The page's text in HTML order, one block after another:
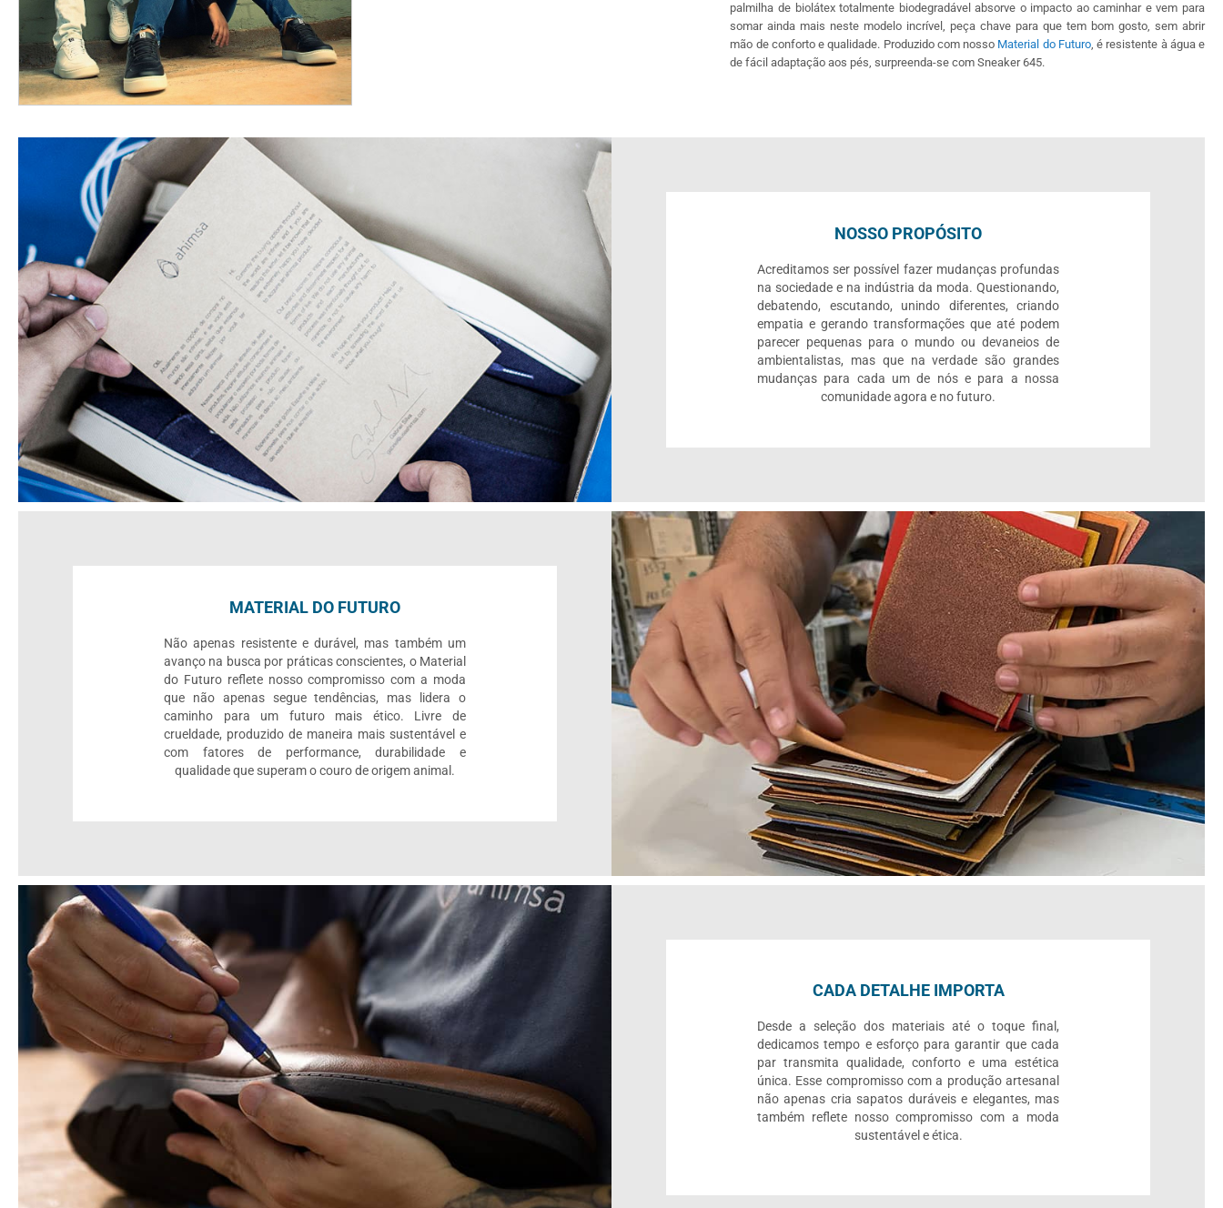
palmilha de biolátex totalmente biodegradável absorve o impacto ao caminhar e vem para
somar ainda mais neste modelo incrível, peça chave para que tem bom gosto, sem abrir
mão de conforto e qualidade. Produzido com nosso Material do Futuro, é resistente à água e
de fácil adaptação aos pés, surpreenda-se com Sneaker 645.
NOSSO PROPÓSITO
Acreditamos ser possível fazer mudanças profundas
na sociedade e na indústria da moda. Questionando,
debatendo, escutando, unindo diferentes, criando
empatia e gerando transformações que até podem
parecer pequenas para o mundo ou devaneios de
ambientalistas, mas que na verdade são grandes
mudanças para cada um de nós e para a nossa
comunidade agora e no futuro.
MATERIAL DO FUTURO
Não apenas resistente e durável, mas também um
avanço na busca por práticas conscientes, o Material
do Futuro reflete nosso compromisso com a moda
que não apenas segue tendências, mas lidera o
caminho para um futuro mais ético. Livre de
crueldade, produzido de maneira mais sustentável e
com fatores de performance, durabilidade e
qualidade que superam o couro de origem animal.
CADA DETALHE IMPORTA
Desde a seleção dos materiais até o toque final,
dedicamos tempo e esforço para garantir que cada
par transmita qualidade, conforto e uma estética
única. Esse compromisso com a produção artesanal
não apenas cria sapatos duráveis e elegantes, mas
também reflete nosso compromisso com a moda
sustentável e ética.